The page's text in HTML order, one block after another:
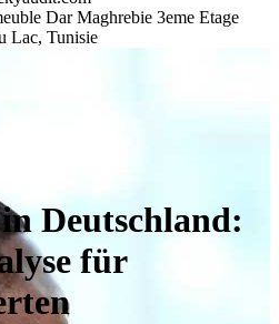
Dar Maghrebie 3eme Etage
Lac, Tunisie
Deutschland:
für